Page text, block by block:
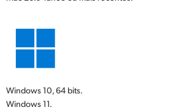
Windows 10, 64 bits.
Windows 11.